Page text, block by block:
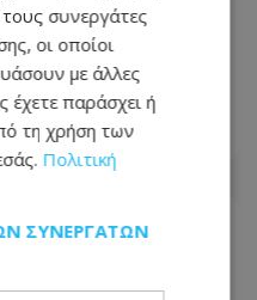
αν
ενώ
συνεργάτες
οι οποίοι
με άλλες
παράσχει ή
τη χρήση των
Πολιτική
ΣΥΝΕΡΓΑΤΏΝ